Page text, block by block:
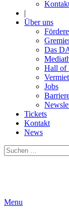
|
Über uns
Das
Hall of
Jobs
Tickets
Kontakt
News
Suchen
nach:
Menu